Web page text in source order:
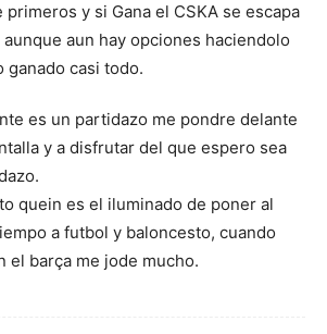
primeros y si Gana el CSKA se escapa
aunque aun hay opciones haciendolo
ganado casi todo.
es un partidazo me pondre delante
y a disfrutar del que espero sea
quein es el iluminado de poner al
a futbol y baloncesto, cuando
el barça me jode mucho.